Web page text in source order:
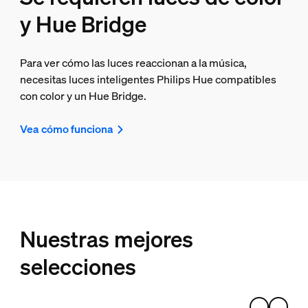
y Hue Bridge
Para ver cómo las luces reaccionan a la música,
necesitas luces inteligentes Philips Hue compatibles
con color y un Hue Bridge.
Vea cómo funciona
Nuestras mejores
selecciones